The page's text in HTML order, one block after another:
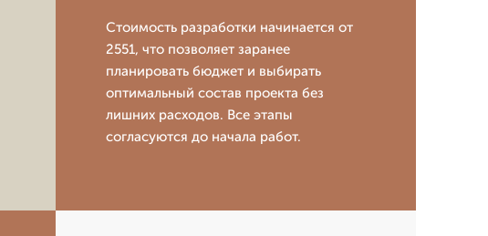
Стоимость разработки начинается от
2551, что позволяет заранее
планировать бюджет и выбирать
оптимальный состав проекта без
лишних расходов. Все этапы
согласуются до начала работ.